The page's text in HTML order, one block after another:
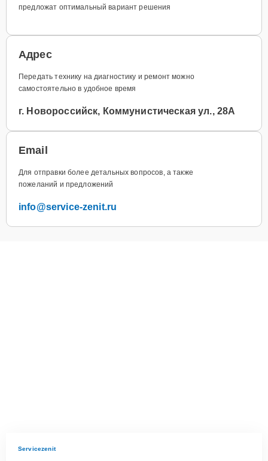
предложат оптимальный вариант решения
Адрес
Передать технику на диагностику и ремонт можно
самостоятельно в удобное время
г. Новороссийск, Коммунистическая ул., 28А
Email
Для отправки более детальных вопросов, а также
пожеланий и предложений
info@service-zenit.ru
Servicezenit